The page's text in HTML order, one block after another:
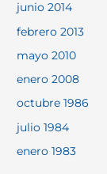
junio 2014
febrero 2013
mayo 2010
enero 2008
octubre 1986
julio 1984
enero 1983